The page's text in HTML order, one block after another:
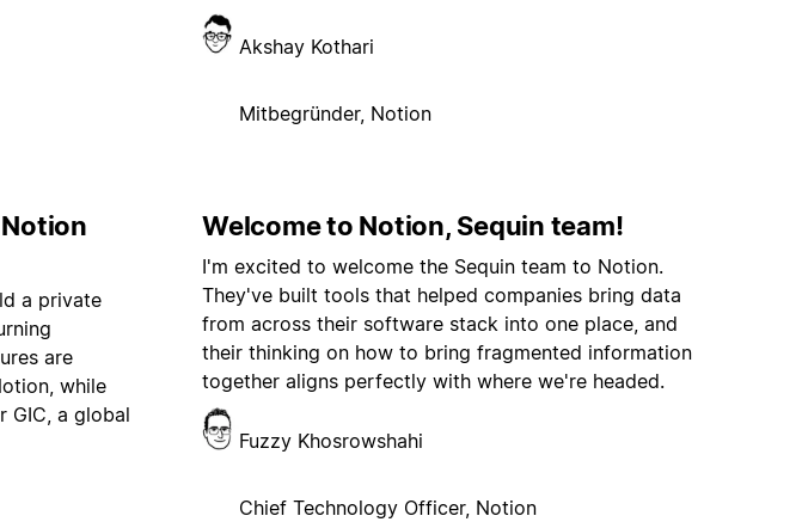
Akshay Kothari
Mitbegründer, Notion
a private
are
while
GIC, a global
Welcome to Notion, Sequin team!
I'm excited to welcome the Sequin team to Notion.
They've built tools that helped companies bring data
from across their software stack into one place, and
their thinking on how to bring fragmented information
together aligns perfectly with where we're headed.
Fuzzy Khosrowshahi
Chief Technology Officer, Notion